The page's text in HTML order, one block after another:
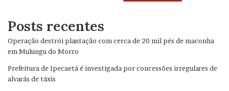
Posts recentes
Operação destrói plantação com cerca de 20 mil pés de maconha
em Mulungu do Morro
Prefeitura de Ipecaetá é investigada por concessões irregulares de
alvarás de táxis